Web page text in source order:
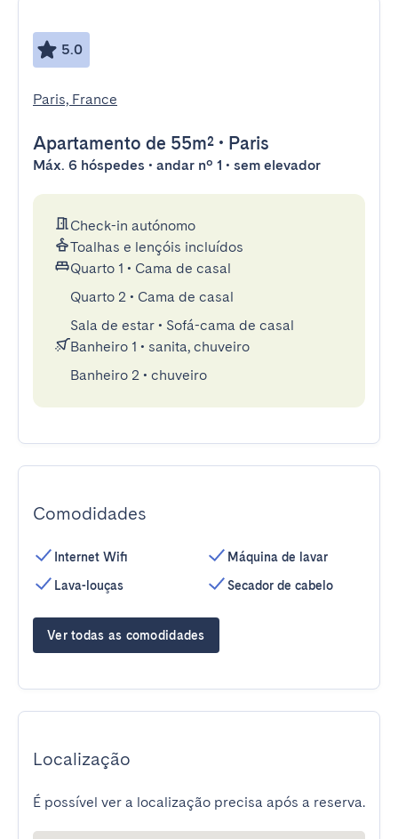
5.0
Paris, France
Apartamento de 55m² • Paris
Máx. 6 hóspedes • andar nº 1 • sem elevador
Check-in autónomo
Toalhas e lençóis incluídos
Quarto 1 • Cama de casal
Quarto 2 • Cama de casal
Sala de estar • Sofá-cama de casal
Banheiro 1 • sanita, chuveiro
Banheiro 2 • chuveiro
Comodidades
Internet Wifi
Lava-louças
Máquina de lavar
Secador de cabelo
Ver todas as comodidades
Localização
É possível ver a localização precisa após a reserva.